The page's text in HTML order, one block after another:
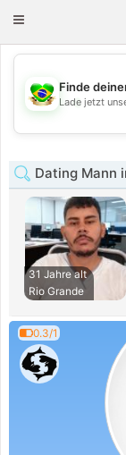
Toggle
💖
Finde
Lade jetzt
Dating Mann
31 Jahre alt
Rio Grande
0.3/1